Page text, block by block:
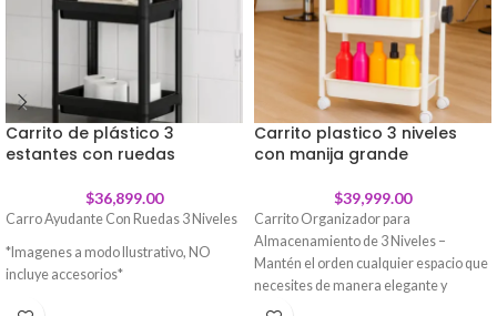
Carrito de plástico 3
estantes con ruedas
$36,899.00
Carro Ayudante Con Ruedas 3 Niveles
*Imagenes a modo Ilustrativo, NO
incluye accesorios*
Ideal para asistir a diversas actividades
Carrito plastico 3 niveles
con manija grande
$39,999.00
Carrito Organizador para
Almacenamiento de 3 Niveles –
Mantén el orden cualquier espacio que
necesites de manera elegante y
moderna